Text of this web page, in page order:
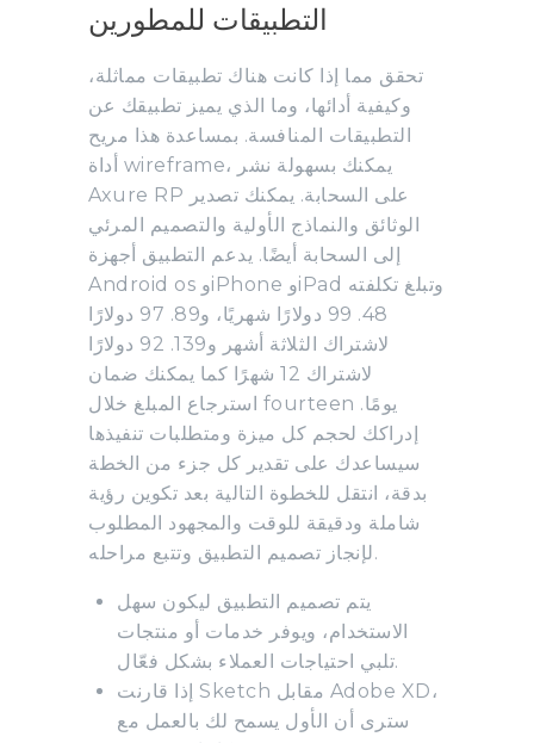
التطبيقات للمطورين
تحقق مما إذا كانت هناك تطبيقات مماثلة،
وكيفية أدائها، وما الذي يميز تطبيقك عن
التطبيقات المنافسة. بمساعدة هذا مريح
أداة wireframe، يمكنك بسهولة نشر
Axure RP على السحابة. يمكنك تصدير
الوثائق والنماذج الأولية والتصميم المرئي
إلى السحابة أيضًا. يدعم التطبيق أجهزة
Android os وiPhone وiPad وتبلغ تكلفته
48. 99 دولارًا شهريًا، و89. 97 دولارًا
لاشتراك الثلاثة أشهر و139. 92 دولارًا
لاشتراك 12 شهرًا كما يمكنك ضمان
استرجاع المبلغ خلال fourteen يومًا.
إدراكك لحجم كل ميزة ومتطلبات تنفيذها
سيساعدك على تقدير كل جزء من الخطة
بدقة، انتقل للخطوة التالية بعد تكوين رؤية
شاملة ودقيقة للوقت والمجهود المطلوب
لإنجاز تصميم التطبيق وتتبع مراحله.
يتم تصميم التطبيق ليكون سهل
الاستخدام، ويوفر خدمات أو منتجات
تلبي احتياجات العملاء بشكل فعّال.
إذا قارنت Sketch مقابل Adobe XD،
سترى أن الأول يسمح لك بالعمل مع